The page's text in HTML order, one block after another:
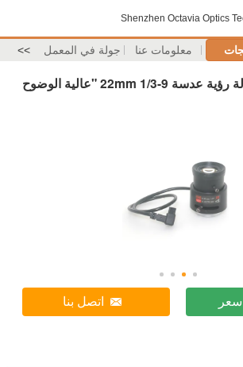
Shenzhen Octavia Optics
معلومات عنا جولة في المعمل >>
اتصل بنا